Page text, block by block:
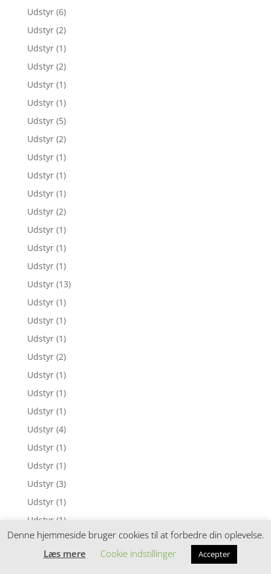
Udstyr (6)
Udstyr (2)
Udstyr (1)
Udstyr (2)
Udstyr (1)
Udstyr (1)
Udstyr (5)
Udstyr (2)
Udstyr (1)
Udstyr (1)
Udstyr (1)
Udstyr (2)
Udstyr (1)
Udstyr (1)
Udstyr (1)
Udstyr (13)
Udstyr (1)
Udstyr (1)
Udstyr (1)
Udstyr (2)
Udstyr (1)
Udstyr (1)
Udstyr (1)
Udstyr (4)
Udstyr (1)
Udstyr (1)
Udstyr (3)
Udstyr (1)
Udstyr (1)
Udstyr (1)
Udstyr (11)
Denne hjemmeside bruger cookies til at forbedre din oplevelse.
Læs mere
Cookie indstillinger Accepter